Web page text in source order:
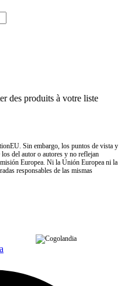
des produits à votre liste
Sin embargo, los puntos de vista y
del autor o autores y no reflejan
Europea. Ni la Unión Europea ni la
responsables de las mismas